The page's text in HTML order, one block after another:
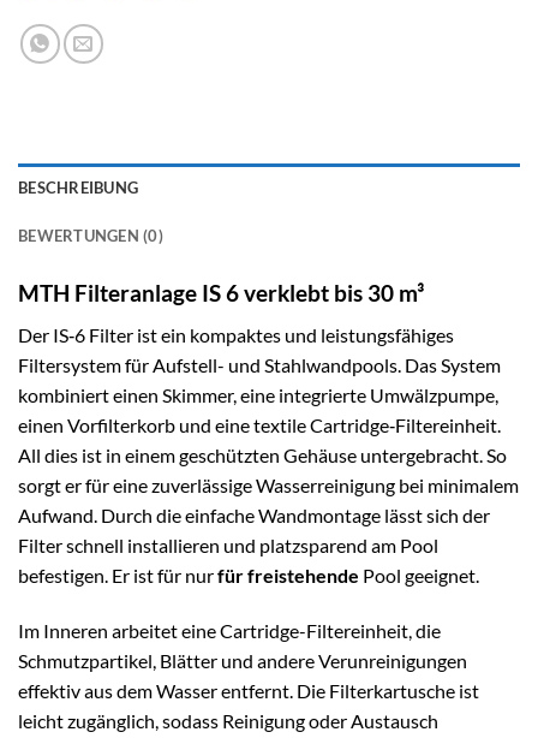
BESCHREIBUNG
BEWERTUNGEN (0)
MTH Filteranlage IS 6 verklebt bis 30 m³
Der IS‑6 Filter ist ein kompaktes und leistungsfähiges
Filtersystem für Aufstell- und Stahlwandpools. Das System
kombiniert einen Skimmer, eine integrierte Umwälzpumpe,
einen Vorfilterkorb und eine textile Cartridge‑Filtereinheit.
All dies ist in einem geschützten Gehäuse untergebracht. So
sorgt er für eine zuverlässige Wasserreinigung bei minimalem
Aufwand. Durch die einfache Wandmontage lässt sich der
Filter schnell installieren und platzsparend am Pool
befestigen. Er ist für nurfür freistehende Pool geeignet.
Im Inneren arbeitet eine Cartridge-Filtereinheit, die
Schmutzpartikel, Blätter und andere Verunreinigungen
effektiv aus dem Wasser entfernt. Die Filterkartusche ist
leicht zugänglich, sodass Reinigung oder Austausch